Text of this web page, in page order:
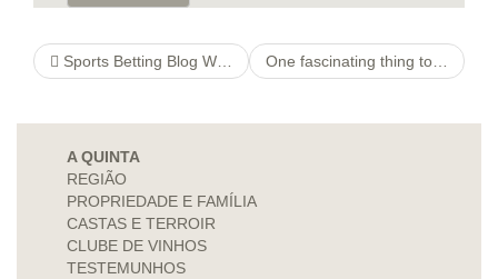
Sports Betting Blog With Odds Comparison One fascinating thing to note is the fact that at the least two of the scammers made use of emails originating from domains which have no homepage
A QUINTA
REGIÃO
PROPRIEDADE E FAMÍLIA
CASTAS E TERROIR
CLUBE DE VINHOS
TESTEMUNHOS